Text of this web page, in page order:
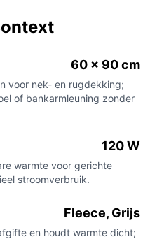
60 x 90 cm
voor nek- en rugdekking;
of bankarmleuning zonder
120 W
warmte voor gerichte
stroomverbruik.
Fleece, Grijs
en houdt warmte dicht;